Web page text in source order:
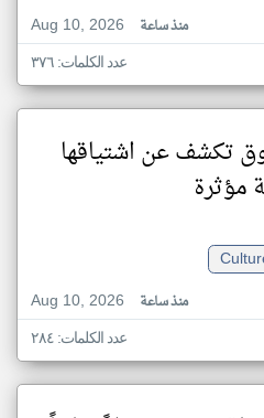
Aug 10, 2026
منذ ساعة
عدد الكلمات: ٣٧٦
تكشف عن اشتياقها
مؤثرة
Aug 10, 2026
منذ ساعة
عدد الكلمات: ٢٨٤